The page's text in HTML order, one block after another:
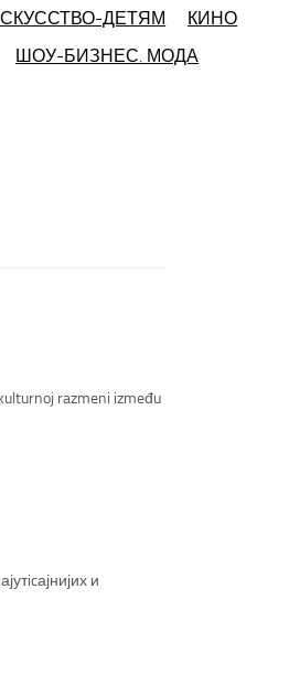
ДЕТЯМ
КИНО
ШОУ-БИЗНЕС. МОДА
razmeni između
и